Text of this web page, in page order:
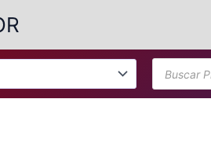
Búsqueda
de
productos